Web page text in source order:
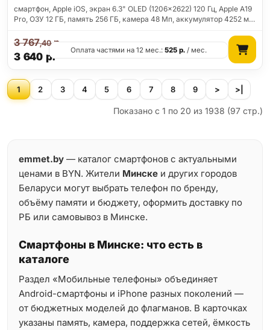
смартфон, Apple iOS, экран 6.3" OLED (1206x2622) 120 Гц, Apple A19
Pro, ОЗУ 12 ГБ, память 256 ГБ, камера 48 Мп, аккумулятор 4252 м…
3 640 р.
3 767,40р.
Оплата частями на 12 мес.:525 р. / мес.
1 2 3 4 5 6 7 8 9 > >|
Показано с 1 по 20 из 1938 (97 стр.)
emmet.by — каталог смартфонов с актуальными
ценами в BYN. Жители Минске и других городов
Беларуси могут выбрать телефон по бренду,
объёму памяти и бюджету, оформить доставку по
РБ или самовывоз в Минске.
Смартфоны в Минске: что есть в
каталоге
Раздел «Мобильные телефоны» объединяет
Android-смартфоны и iPhone разных поколений —
от бюджетных моделей до флагманов. В карточках
указаны память, камера, поддержка сетей, ёмкость